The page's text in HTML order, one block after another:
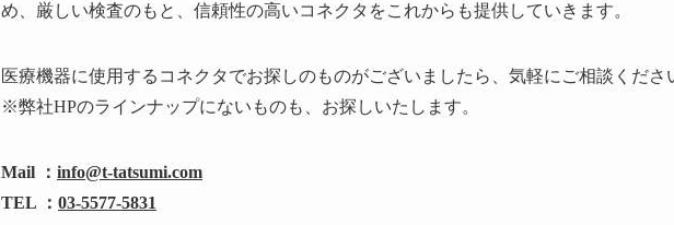
め、厳しい検査のもと、信頼性の高いコネクタをこれからも提供していきます。
医療機器に使用するコネクタでお探しのものがございましたら、気軽にご相談くださ
※弊社HPのラインナップにないものも、お探しいたします。
Mail ： info@t-tatsumi.com
TEL
： 03-5577-5831